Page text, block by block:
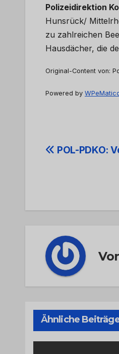
Polizeidirektion
Hunsrück/
zu zahlreichen
Hausdächer, die
Original-Content von:
Powered by
Beitrags-
POL-PDKO:
Ähnliche